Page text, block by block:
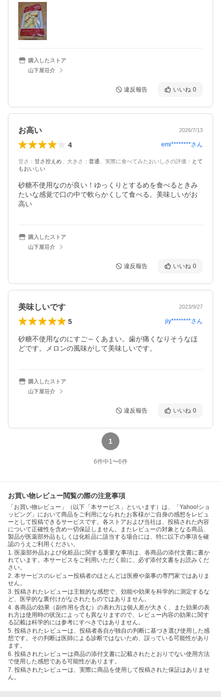
購入したストア
山下屋荘介
違反報告 いいね 0
お高い 2026/7/13
4 emi********さん
甘さ ： 甘さ控えめ 大きさ ： 普通 実際に食べてみたおいしさの評価 ： とて
もおいしい
砂糖不使用なのが良い！ゆっくりとするめを食べるときみ
たいな感覚で口の中で軟らかくして食べる。美味しいがお
高い
購入したストア
山下屋荘介
違反報告 いいね 0
美味しいです 2023/9/27
5 jiy********さん
砂糖不使用なのにすご～くあまい。歯が痛くなりそうなほ
どです。メロンの風味がして美味しいです。
購入したストア
山下屋荘介
違反報告 いいね 0
1
6件中1〜6件
お買い物レビュー閲覧の際の注意事項
「お買い物レビュー」（以下「本サービス」といいます）は、「Yahoo!ショ
ッピング」において商品をご利用になられたお客様がご自身の感想をレビュ
ーとして投稿できるサービスです。各ストアおよび当社は、投稿された内容
について正確性を含め一切保証しません。またレビューの対象となる商品、
製品が医薬部外品もしくは化粧品に該当する場合には、特に以下の事項を確
認のうえご利用ください。
1. 医薬部外品および化粧品に関する重要な事項は、各商品の添付文書に書か
れています。本サービスをご利用いただく前に、必ず添付文書をお読みくだ
さい。
2. 本サービスのレビュー投稿者のほとんどは医療や薬事の専門家ではありま
せん。
3. 投稿されたレビューは主観的な感想で、効能や効果を科学的に測定するな
ど、医学的な裏付けがなされたものではありません。
4. 各商品の効果（副作用を含む）の表れ方は個人差が大きく、また効果の表
れ方は使用時の状況によっても異なりますので、レビュー内容の効果に関す
る記載は科学的には参考にすべきではありません。
5. 投稿されたレビューは、投稿者各自が独自の判断に基づき選び使用した感
想です。その判断は医師による診断ではないため、誤っている可能性があり
ます。
6. 投稿されたレビューは商品の添付文書に記載されたとおりでない使用方法
で使用した感想である可能性があります。
7. 投稿されたレビューは、実際に商品を使用して投稿された保証はありませ
ん。